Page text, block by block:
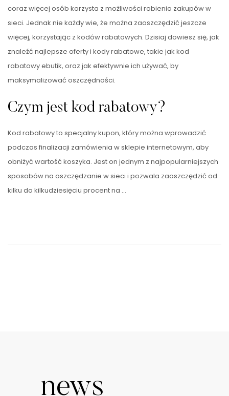
coraz więcej osób korzysta z możliwości robienia zakupów w
sieci. Jednak nie każdy wie, że można zaoszczędzić jeszcze
więcej, korzystając z kodów rabatowych. Dzisiaj dowiesz się, jak
znaleźć najlepsze oferty i kody rabatowe, takie jak kod
rabatowy ebutik, oraz jak efektywnie ich używać, by
maksymalizować oszczędności.
Czym jest kod rabatowy?
Kod rabatowy to specjalny kupon, który można wprowadzić
podczas finalizacji zamówienia w sklepie internetowym, aby
obniżyć wartość koszyka. Jest on jednym z najpopularniejszych
sposobów na oszczędzanie w sieci i pozwala zaoszczędzić od
kilku do kilkudziesięciu procent na …
news